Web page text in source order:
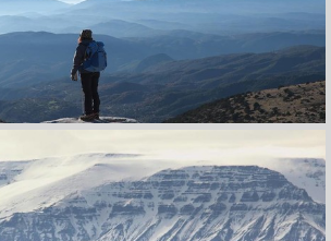
蓝天白云远山群山4k壁纸
立 即 下 载
收 藏